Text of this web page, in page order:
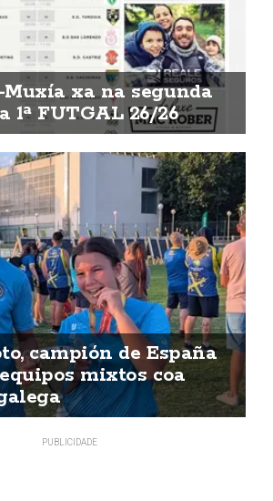
xa na segunda
1ª FUTGAL 26/26
campión de España
mixtos coa